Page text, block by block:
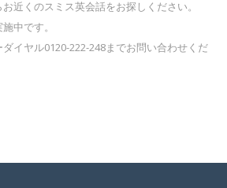
近くのスミス英会話をお探しください。
中です。
イヤル0120-222-248までお問い合わせくだ